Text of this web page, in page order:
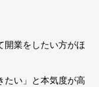
開業をしたい方がほ
たい」と本気度が高